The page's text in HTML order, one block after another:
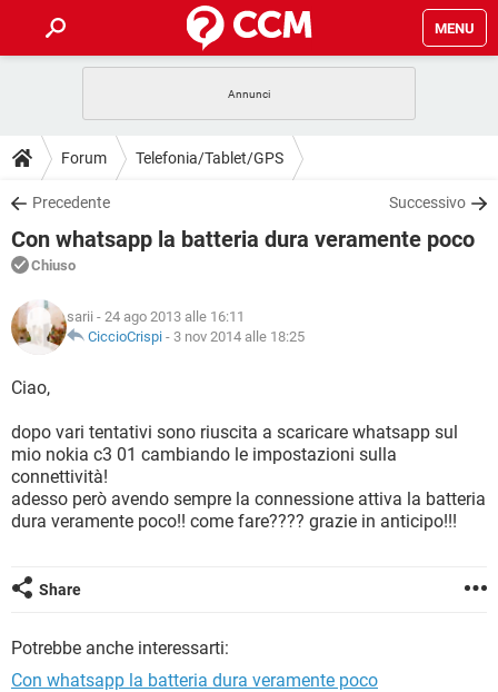
MENU
INTRATTENIMENTO ANDROID
iOS
INSTAGRAM WHATSAPP
TIKTOK
HARDWARE
GUIDE
COVID-19 GAMING
iOS
INSTAGRAM
TIKTOK FACEBOOK
DOWNLOAD
COVID-19 GAMING
INTRATTENIMENTO
iOS
INSTAGRAM
TIKTOK
HARDWARE
FORUM
COVID-19
INTRATTENIMENTO ANDROID
TIKTOK FACEBOOK
HARDWARE
GLOSSARIO
COVID-19
INTRATTENIMENTO
iOS WINDOWS 10
INSTAGRAM WHATSAPP
TIKTOK FACEBOOK
Forum Telefonia/Tablet/GPS
Precedente Successivo
Con whatsapp la batteria dura veramente poco
Chiuso
sarii - 24 ago 2013 alle 16:11
CiccioCrispi - 3 nov 2014 alle 18:25
Ciao,
dopo vari tentativi sono riuscita a scaricare whatsapp sul
mio nokia c3 01 cambiando le impostazioni sulla
connettività!
adesso però avendo sempre la connessione attiva la batteria
dura veramente poco!! come fare???? grazie in anticipo!!!
Share
Potrebbe anche interessarti:
Con whatsapp la batteria dura veramente poco